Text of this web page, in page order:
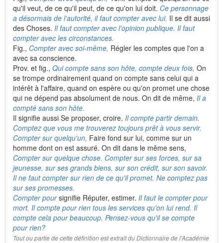
qu'il veut, de ce qu'il peut, de ce qu'on lui doit. Ce personnage
a désormais de l'autorité, il faut compter avec lui. Il se dit aussi
des Choses. Il faut compter avec l'opinion publique. Il faut
compter avec les circonstances.
Fig., Compter avec soi-même, Régler les comptes que l'on a
avec sa conscience.
Prov. et fig., Qui compte sans son hôte, compte deux fois, On
se trompe ordinairement quand on compte sans celui qui a
intérêt à l'affaire, quand on espère ou qu'on promet une chose
qui ne dépend pas absolument de nous. On dit de même, Il a
compté sans son hôte.
Il signifie aussi Se proposer, croire. Il compte partir demain.
Comptez que vous me trouverez toujours prêt à vous servir.
Compter sur quelqu'un, Faire fond sur lui, comme sur un
homme dont on est assuré. On dit dans le même sens,
Compter sur quelque chose. Compter sur ses forces, sur sa
jeunesse, sur ses grands biens, sur son crédit, sur son savoir.
Il ne faut compter sur rien de ce qu'il promet. Ne comptez pas
sur ses promesses.
Compter poursignifie Réputer, estimer. Il faut le compter pour
mort. Il compte pour rien tous les services qu'on lui rend. Il
compte cela pour beaucoup. Pensez-vous qu'il se compte
pour rien?
Tout ou partie de cette définition est extrait du Dictionnaire de l'Académie